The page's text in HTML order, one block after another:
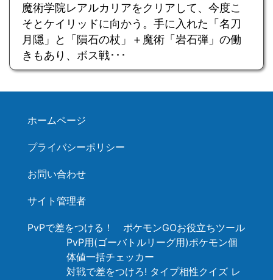
魔術学院レアルカリアをクリアして、今度こ
そとケイリッドに向かう。手に入れた「名刀
月隠」と「隕石の杖」＋魔術「岩石弾」の働
きもあり、ボス戦･･･
ホームページ
プライバシーポリシー
お問い合わせ
サイト管理者
PvPで差をつける！ ポケモンGOお役立ちツール
PvP用(ゴーバトルリーグ用)ポケモン個
体値一括チェッカー
対戦で差をつけろ! タイプ相性クイズ レ